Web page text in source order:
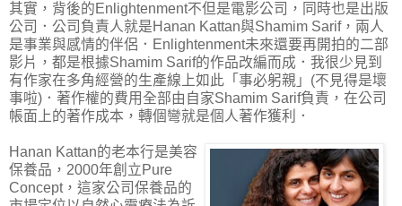
其實，背後的Enlightenment不但是電影公司，同時也是出版
公司．公司負責人就是Hanan Kattan與Shamim Sarif，兩人
是事業與感情的伴侶．Enlightenment未來還要再開拍的二部
影片，都是根據Shamim Sarif的作品改編而成．我很少見到
有作家在多角經營的生產線上如此「事必躬親」(不見得是壞
事啦)．著作權的費用全部由自家Shamim Sarif負責，在公司
帳面上的著作成本，轉個彎就是個人著作獲利．
Hanan Kattan的老本行是美容
保養品，2000年創立Pure
Concept，這家公司保養品的